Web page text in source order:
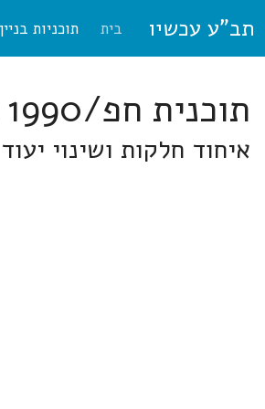
תב"ע עכשיו בית תוכניות
תוכנית חפ/1990 חיפה
איחוד חלקות ושינוי